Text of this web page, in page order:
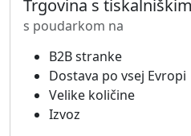
Trgovina s
s poudarkom na
B2B stranke
Dostava po vsej Evropi
Velike količine
Izvoz